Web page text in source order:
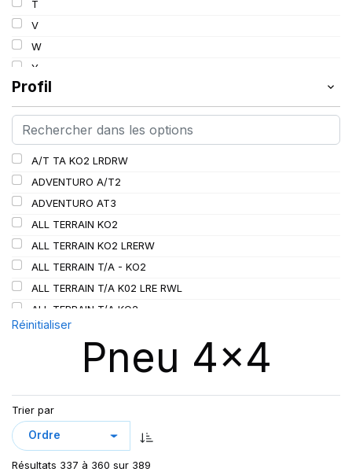
115
116/113
117/114
117/116
118/115
119/116
120
120/116
120/117
126/123
127/124
128
T
V
W
Y
Profil
A/T TA KO2 LRDRW
ADVENTURO A/T2
ADVENTURO AT3
ALL TERRAIN KO2
ALL TERRAIN KO2 LRERW
ALL TERRAIN T/A - KO2
ALL TERRAIN T/A K02 LRE RWL
ALL TERRAIN T/A KO2
ALL TERRAIN T/A KO3
AT/TA KO3 LRD
AT/TA KO3 LRF
AT70
AT100
AT T/A KO2
Réinitialiser
Pneu 4x4
Trier par
Résultats 337 à 360 sur 389